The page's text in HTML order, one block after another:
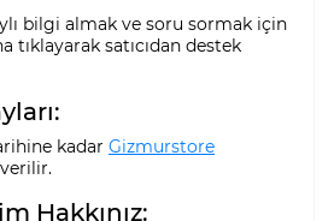
bilgi almak ve soru sormak için
tıklayarak satıcıdan destek
kadar Gizmurstore
Hakkınız: